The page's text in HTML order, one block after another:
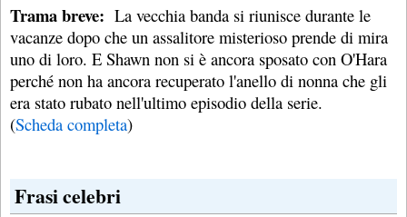
Trama breve: La vecchia banda si riunisce durante le
vacanze dopo che un assalitore misterioso prende di mira
uno di loro. E Shawn non si è ancora sposato con O'Hara
perché non ha ancora recuperato l'anello di nonna che gli
era stato rubato nell'ultimo episodio della serie.
(Scheda completa)
Frasi celebri